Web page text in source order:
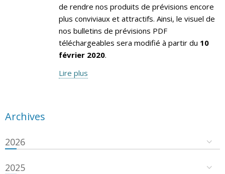
de rendre nos produits de prévisions encore
plus conviviaux et attractifs. Ainsi, le visuel de
nos bulletins de prévisions PDF
téléchargeables sera modifié à partir du 10
février 2020.
Lire plus
Archives
2026
2025